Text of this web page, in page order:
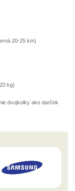
20-25 km)
kg)
dvojkolky ako darček